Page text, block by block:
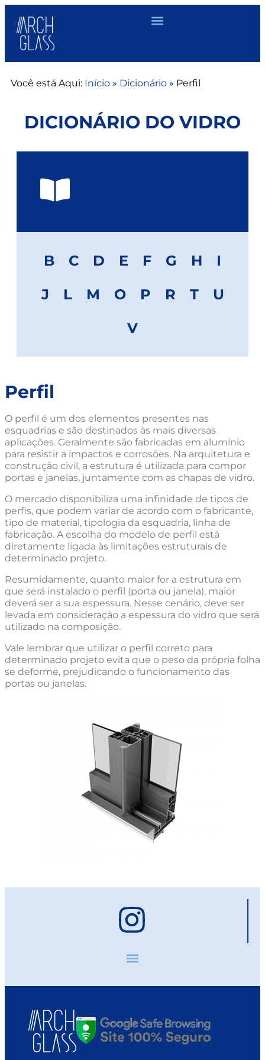
Você está Aqui: Início » Dicionário » Perfil
DICIONÁRIO DO VIDRO
B C D E F G H
I
J
L M O P R T
U
V
Perfil
O perfil é um dos elementos presentes nas
esquadrias e são destinados às mais diversas
aplicações. Geralmente são fabricadas em alumínio
para resistir a impactos e corrosões. Na arquitetura e
construção civil, a estrutura é utilizada para compor
portas e janelas, juntamente com as chapas de vidro.
O mercado disponibiliza uma infinidade de tipos de
perfis, que podem variar de acordo com o fabricante,
tipo de material, tipologia da esquadria, linha de
fabricação. A escolha do modelo de perfil está
diretamente ligada às limitações estruturais de
determinado projeto.
Resumidamente, quanto maior for a estrutura em
que será instalado o perfil (porta ou janela), maior
deverá ser a sua espessura. Nesse cenário, deve ser
levada em consideração a espessura do vidro que será
utilizado na composição.
Vale lembrar que utilizar o perfil correto para
determinado projeto evita que o peso da própria folha
se deforme, prejudicando o funcionamento das
portas ou janelas.